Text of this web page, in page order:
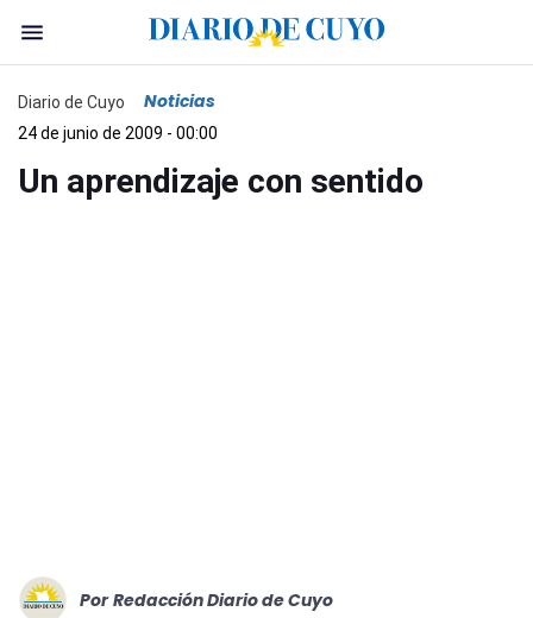
Diario de Cuyo Noticias
24 de junio de 2009 - 00:00
Un aprendizaje con sentido
Por Redacción Diario de Cuyo